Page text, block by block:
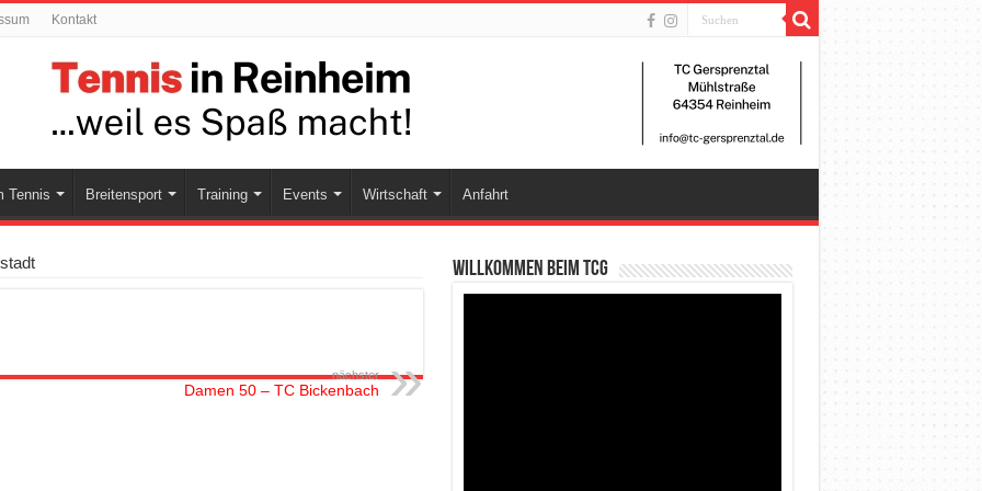
Kontakt
Tennis Breitensport Training Events Wirtschaft Anfahrt
nächster
Damen 50 – TC Bickenbach
Willkommen beim TCG